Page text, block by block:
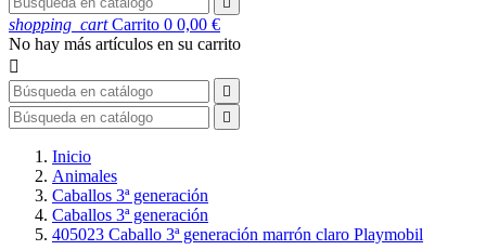
shopping_cart Carrito 0 0,00 €
No hay más artículos en su carrito



Inicio
Animales
Caballos 3ª generación
Caballos 3ª generación
405023 Caballo 3ª generación marrón claro Playmobil